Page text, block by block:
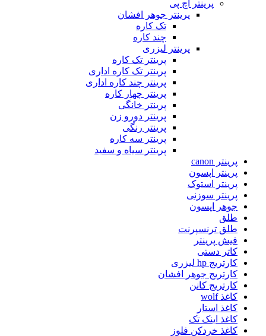
پرینتر اچ پی
پرینتر جوهر افشان
تک کاره
چند کاره
پرینتر لیزری
پرینتر تک کاره
پرینتر تک کاره اداری
پرینتر چند کاره اداری
پرینتر چهار کاره
پرینتر خانگی
پرینتر دورو زن
پرینتر رنگی
پرینتر سه کاره
پرینتر سیاه و سفید
پرینتر canon
پرینتر اپسون
پرینتر استوک
پرینتر سوزنی
جوهر اپسون
طلق
طلق ترنسپرنت
فیش پرینتر
کاتر دستی
کارتریج hp لیزری
کارتریج جوهر افشان
کارتریج کانن
کاغذ wolf
کاغذ استار
کاغذ اینک تک
کاغذ خردکن فلوز